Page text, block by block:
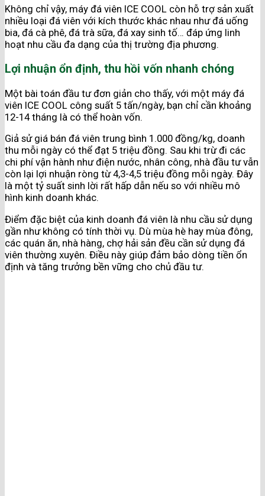
Không chỉ vậy, máy đá viên ICE COOL còn hỗ trợ sản xuất
nhiều loại đá viên với kích thước khác nhau như đá uống
bia, đá cà phê, đá trà sữa, đá xay sinh tố… đáp ứng linh
hoạt nhu cầu đa dạng của thị trường địa phương.
Lợi nhuận ổn định, thu hồi vốn nhanh chóng
Một bài toán đầu tư đơn giản cho thấy, với một máy đá
viên ICE COOL công suất 5 tấn/ngày, bạn chỉ cần khoảng
12-14 tháng là có thể hoàn vốn.
Giả sử giá bán đá viên trung bình 1.000 đồng/kg, doanh
thu mỗi ngày có thể đạt 5 triệu đồng. Sau khi trừ đi các
chi phí vận hành như điện nước, nhân công, nhà đầu tư vẫn
còn lại lợi nhuận ròng từ 4,3-4,5 triệu đồng mỗi ngày. Đây
là một tỷ suất sinh lời rất hấp dẫn nếu so với nhiều mô
hình kinh doanh khác.
Điểm đặc biệt của kinh doanh đá viên là nhu cầu sử dụng
gần như không có tính thời vụ. Dù mùa hè hay mùa đông,
các quán ăn, nhà hàng, chợ hải sản đều cần sử dụng đá
viên thường xuyên. Điều này giúp đảm bảo dòng tiền ổn
định và tăng trưởng bền vững cho chủ đầu tư.